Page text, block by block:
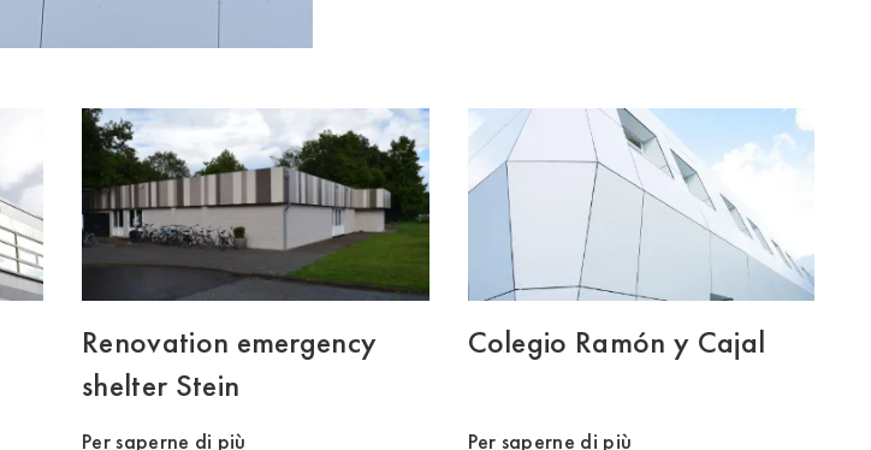
Renovation emergency
shelter Stein
Per saperne di più
Colegio Ramón y Cajal
Per saperne di più